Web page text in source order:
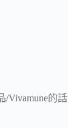
/Vivamune的話